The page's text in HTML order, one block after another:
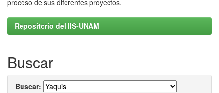
proceso de sus diferentes proyectos.
Repositorio del IIS-UNAM
Buscar
Buscar: